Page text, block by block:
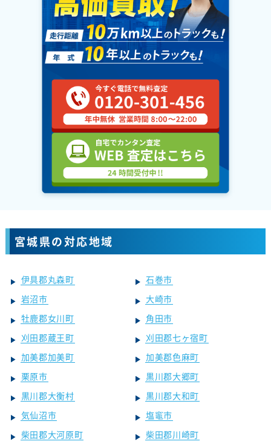
宮城県の対応地域
伊具郡丸森町
石巻市
岩沼市
大崎市
牡鹿郡女川町
角田市
刈田郡蔵王町
刈田郡七ヶ宿町
加美郡加美町
加美郡色麻町
栗原市
黒川郡大郷町
黒川郡大衡村
黒川郡大和町
気仙沼市
塩竈市
柴田郡大河原町
柴田郡川崎町